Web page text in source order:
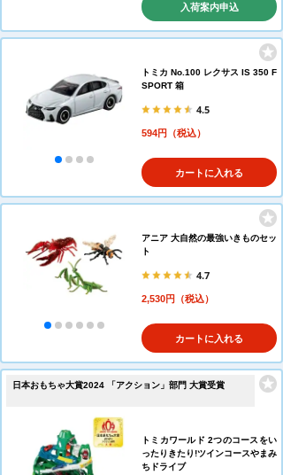
入荷案内申込
トミカ No.100 レクサス IS 350 F
SPORT 箱
4.5
594円（税込）
カートに入れる
アニア 大自然の最強いきものセッ
ト
4.7
2,530円（税込）
カートに入れる
日本おもちゃ大賞2024 「アクション」部門 大賞受賞
トミカワールド 2つのコースをい
ったりきたり!ツインコースやまみ
ちドライブ